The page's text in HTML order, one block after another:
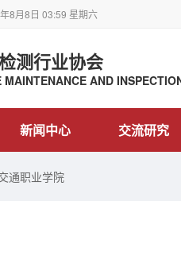
8月8日 03:59 星期六
测行业协会
AND
新闻中心 交流研究
通职业学院